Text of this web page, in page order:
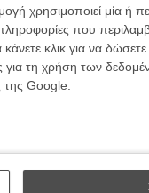
χρησιμοποιεί μία ή
που
κλικ για να
για τη χρήση των
Google.